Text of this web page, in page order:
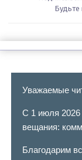
Будьте
Уважаемые
С 1 июля 2026
вещания:
Благодарим